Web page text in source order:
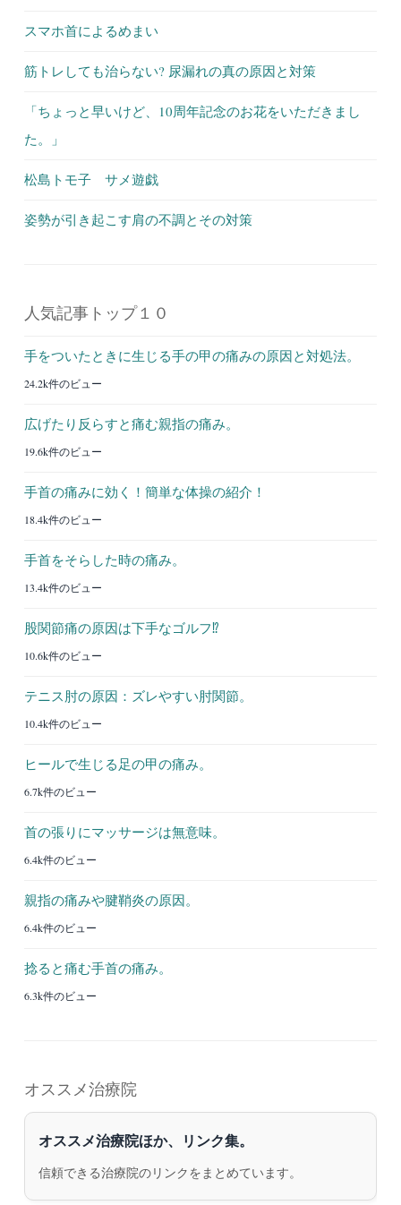
スマホ首によるめまい
筋トレしても治らない? 尿漏れの真の原因と対策
「ちょっと早いけど、10周年記念のお花をいただきまし
た。」
松島トモ子 サメ遊戯
姿勢が引き起こす肩の不調とその対策
人気記事トップ１０
手をついたときに生じる手の甲の痛みの原因と対処法。
24.2k件のビュー
広げたり反らすと痛む親指の痛み。
19.6k件のビュー
手首の痛みに効く！簡単な体操の紹介！
18.4k件のビュー
手首をそらした時の痛み。
13.4k件のビュー
股関節痛の原因は下手なゴルフ⁉︎
10.6k件のビュー
テニス肘の原因：ズレやすい肘関節。
10.4k件のビュー
ヒールで生じる足の甲の痛み。
6.7k件のビュー
首の張りにマッサージは無意味。
6.4k件のビュー
親指の痛みや腱鞘炎の原因。
6.4k件のビュー
捻ると痛む手首の痛み。
6.3k件のビュー
オススメ治療院
オススメ治療院ほか、リンク集。
信頼できる治療院のリンクをまとめています。